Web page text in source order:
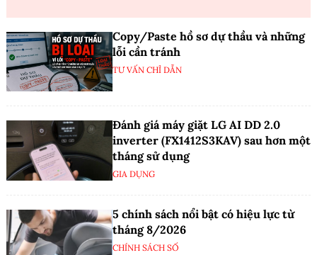
Copy/Paste hồ sơ dự thầu và những
lỗi cần tránh
TƯ VẤN CHỈ DẪN
Đánh giá máy giặt LG AI DD 2.0
inverter (FX1412S3KAV) sau hơn một
tháng sử dụng
GIA DỤNG
5 chính sách nổi bật có hiệu lực từ
tháng 8/2026
CHÍNH SÁCH SỐ